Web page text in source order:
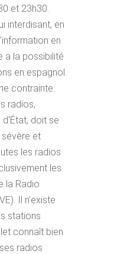
et 23h30.
interdisant, en
en
a la possibilité
en espagnol.
contrainte.
radios,
doit se
et
les radios
les
la Radio
Il n'existe
stations
connaît bien
radios